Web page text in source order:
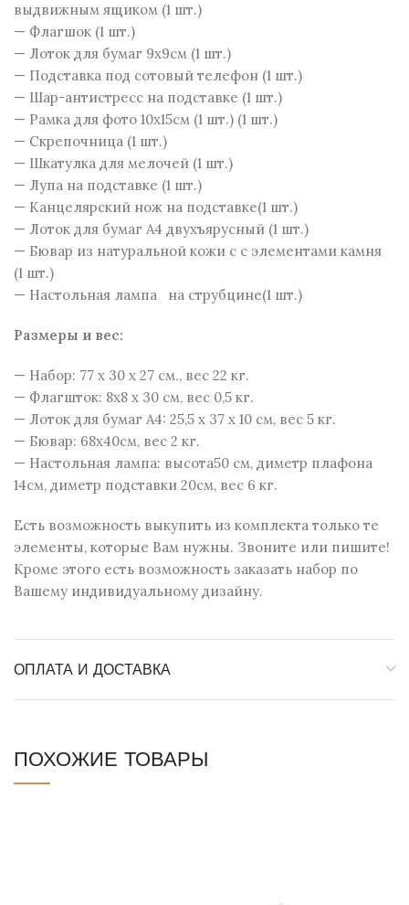
выдвижным ящиком (1 шт.)
— Флагшок (1 шт.)
— Лоток для бумаг 9х9см (1 шт.)
— Подставка под сотовый телефон (1 шт.)
— Шар-антистресс на подставке (1 шт.)
— Рамка для фото 10х15см (1 шт.) (1 шт.)
— Скрепочница (1 шт.)
— Шкатулка для мелочей (1 шт.)
— Лупа на подставке (1 шт.)
— Канцелярский нож на подставке(1 шт.)
— Лоток для бумаг А4 двухъярусный (1 шт.)
— Бювар из натуральной кожи c с элементами камня
(1 шт.)
— Настольная лампа на струбцине(1 шт.)
Размеры и веc:
— Набор: 77 x 30 x 27 см., вес 22 кг.
— Флагшток: 8х8 х 30 см, вес 0,5 кг.
— Лоток для бумаг А4: 25,5 х 37 х 10 см, вес 5 кг.
— Бювар: 68х40см, вес 2 кг.
— Настольная лампа: высота50 см, диметр плафона
14см, диметр подставки 20см, вес 6 кг.
Есть возможность выкупить из комплекта только те
элементы, которые Вам нужны. Звоните или пишите!
Кроме этого есть возможность заказать набор по
Вашему индивидуальному дизайну.
ОПЛАТА И ДОСТАВКА
ПОХОЖИЕ ТОВАРЫ